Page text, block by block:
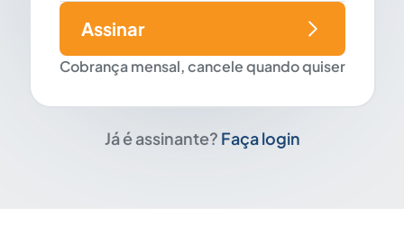
Cobrança mensal, cancele quando quiser
Assinar
Já é assinante? Faça login